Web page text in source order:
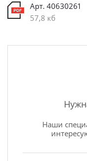
Арт. 40630261
57,8 кб
Наши